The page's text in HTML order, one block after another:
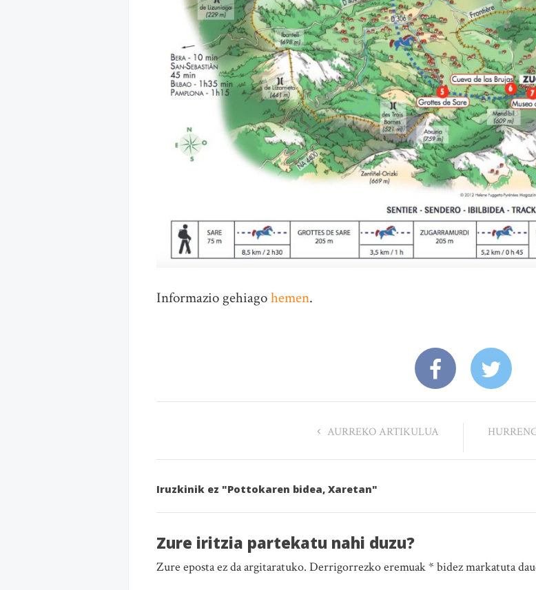
Informazio gehiagohemen.
AURREKO ARTIKULUA
Iruzkinik ez "Pottokaren bidea, Xaretan"
Zure iritzia partekatu nahi duzu?
Zure eposta ez da argitaratuko. Derrigorrezko eremuak * bidez markatuta